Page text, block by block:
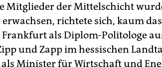
Mitglieder der Mittelschicht
richtete sich, kaum
als Diplom-Politologe
und Zapp im hessischen
Minister für Wirtschaft und